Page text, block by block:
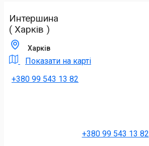
Интершина
( Харків )
Харків
Показати на карті
+380 99 543 13 82
+380 99 543 13 82